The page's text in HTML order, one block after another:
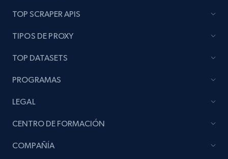
TOP SCRAPER APIS
TIPOS DE PROXY
TOP DATASETS
PROGRAMAS
LEGAL
CENTRO DE FORMACIÓN
COMPAÑÍA